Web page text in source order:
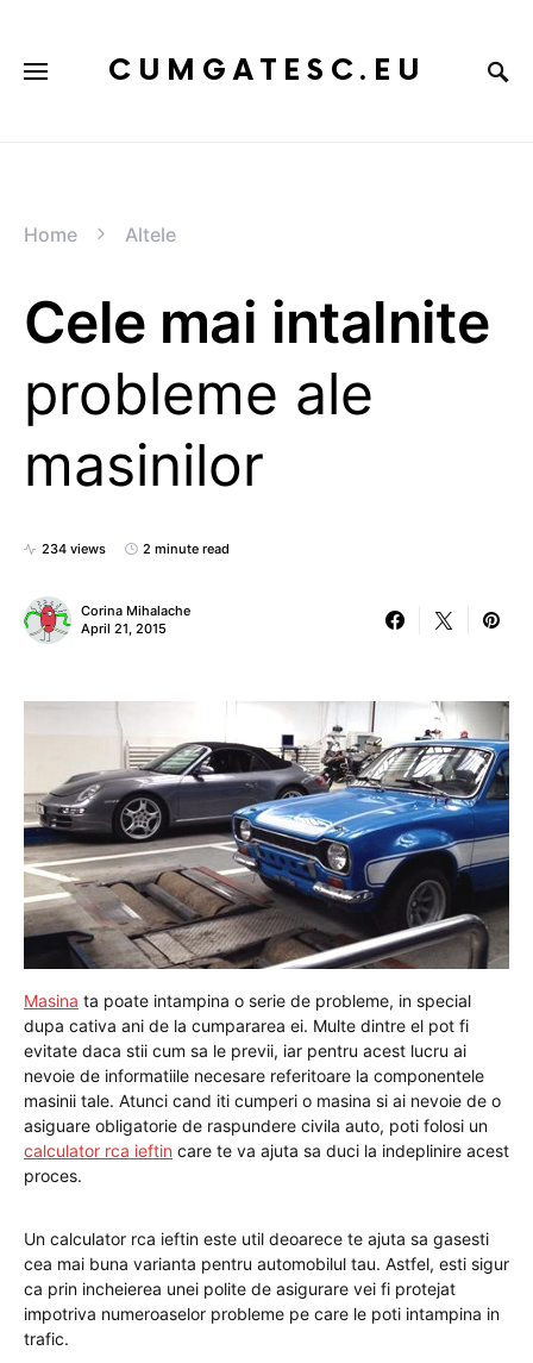
CUMGATESC.EU
Home Altele
Cele mai intalnite
probleme ale
masinilor
234 views 2 minute read
Corina Mihalache
April 21, 2015
Masina ta poate intampina o serie de probleme, in special
dupa cativa ani de la cumpararea ei. Multe dintre el pot fi
evitate daca stii cum sa le previi, iar pentru acest lucru ai
nevoie de informatiile necesare referitoare la componentele
masinii tale. Atunci cand iti cumperi o masina si ai nevoie de o
asiguare obligatorie de raspundere civila auto, poti folosi un
calculator rca ieftin care te va ajuta sa duci la indeplinire acest
proces.
Un calculator rca ieftin este util deoarece te ajuta sa gasesti
cea mai buna varianta pentru automobilul tau. Astfel, esti sigur
ca prin incheierea unei polite de asigurare vei fi protejat
impotriva numeroaselor probleme pe care le poti intampina in
trafic.